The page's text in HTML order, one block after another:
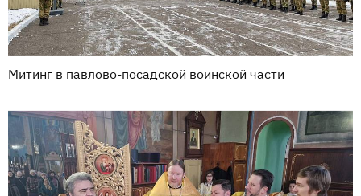
Митинг в павлово-посадской воинской части